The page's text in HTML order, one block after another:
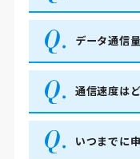
データ通信
通信速度は
いつまでに